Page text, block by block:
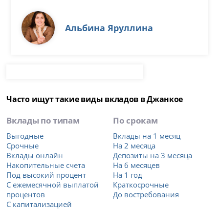
Альбина Яруллина
Часто ищут такие виды вкладов в Джанкое
Вклады по типам
Выгодные
Срочные
Вклады онлайн
Накопительные счета
Под высокий процент
С ежемесячной выплатой
процентов
С капитализацией
По срокам
Вклады на 1 месяц
На 2 месяца
Депозиты на 3 месяца
На 6 месяцев
На 1 год
Краткосрочные
До востребования